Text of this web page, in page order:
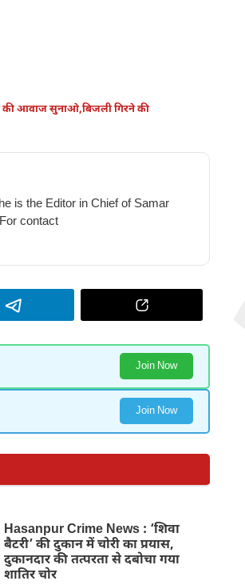
की आवाज सुनाओ,बिजली गिरने की
is the Editor in Chief of Samar
contact
Join Now
Join Now
Hasanpur Crime News : ‘शिवा
बैटरी’ की दुकान में चोरी का प्रयास,
दुकानदार की तत्परता से दबोचा गया
शातिर चोर